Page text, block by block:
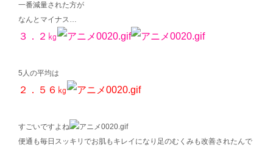
一番減量された方が
なんとマイナス…
３．２㎏
5人の平均は
２．５６㎏
すごいですよね
便通も毎日スッキリでお肌もキレイになり足のむくみも改善されたんで